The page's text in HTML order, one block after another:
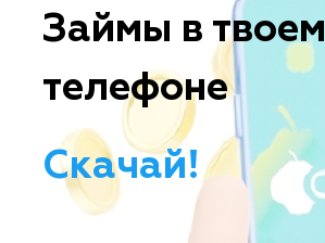
Займы в твоем
телефоне
Скачай!